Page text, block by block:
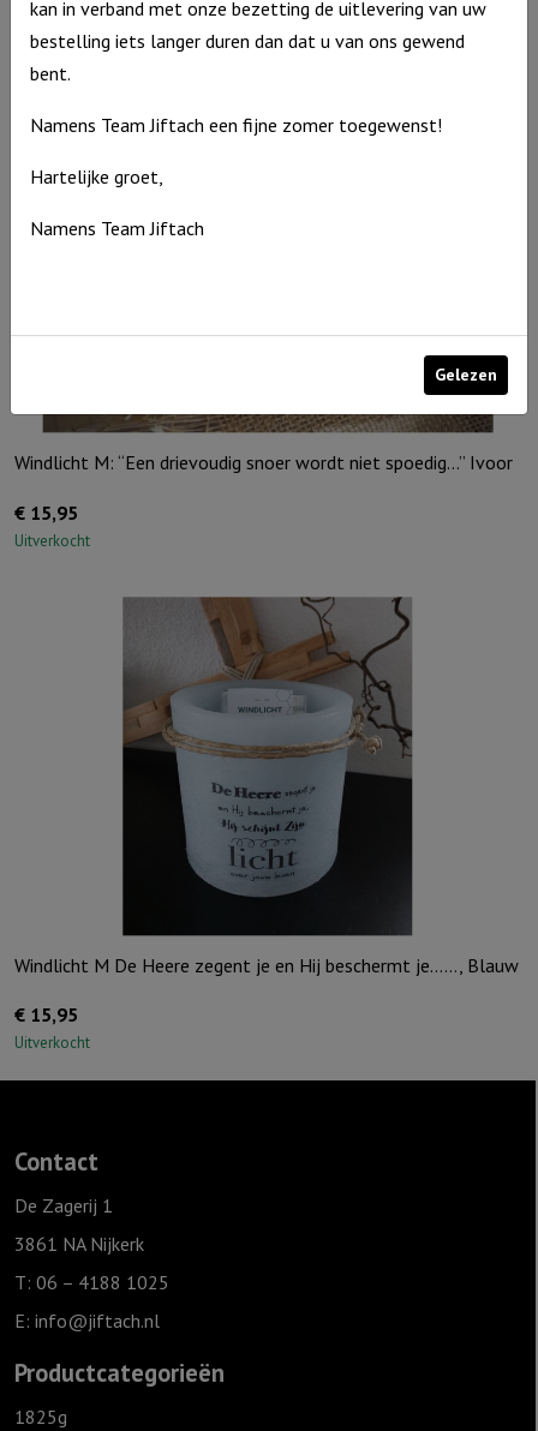
10,95
Op voorraad
Windlicht
S
waar
Windlicht M: “Een drievoudig snoer wordt niet spoedig…” Ivoor
€ 15,95
Uitverkocht
Windlicht M De Heere zegent je en Hij beschermt je……, Blauw
€ 15,95
Uitverkocht
Contact
De Zagerij 1
3861 NA Nijkerk
T: 06 – 4188 1025
E: info@jiftach.nl
Productcategorieën
1825g
kan in verband met onze bezetting de uitlevering van uw
bestelling iets langer duren dan dat u van ons gewend
bent.
Namens Team Jiftach een fijne zomer toegewenst!
Hartelijke groet,
Namens Team Jiftach
Gelezen